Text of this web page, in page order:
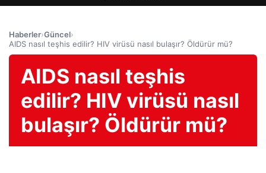
Haberler›Güncel›
AIDS nasıl teşhis edilir? HIV virüsü nasıl bulaşır? Öldürür mü?
AIDS nasıl teşhis
edilir? HIV virüsü nasıl
bulaşır? Öldürür mü?